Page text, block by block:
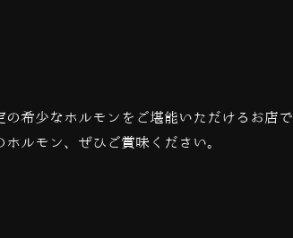
の希少なホルモンをご堪能いただけるお店で
ルモン、ぜひご賞味ください。